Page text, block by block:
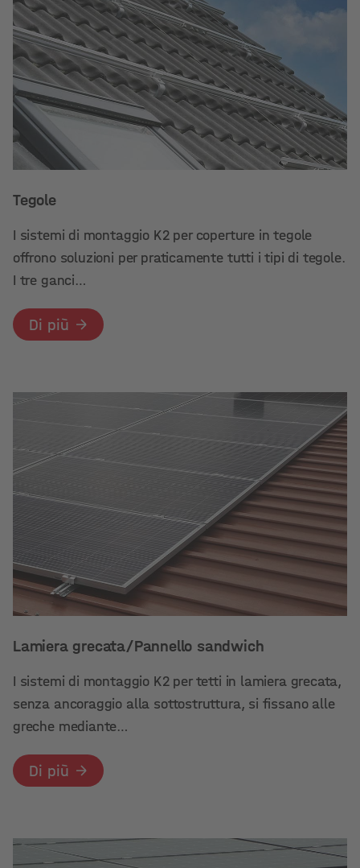
Tegole
I sistemi di montaggio K2 per coperture in tegole
offrono soluzioni per praticamente tutti i tipi di tegole.
I tre ganci…
Di più
Lamiera grecata/Pannello sandwich
I sistemi di montaggio K2 per tetti in lamiera grecata,
senza ancoraggio alla sottostruttura, si fissano alle
greche mediante…
Di più